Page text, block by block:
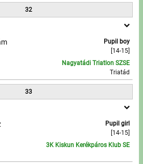
32
Pupil boy
[14-15]
Nagyatádi Triatlon SZSE
Triatád
33
Pupil girl
[14-15]
3K Kiskun Kerékpáros Klub SE